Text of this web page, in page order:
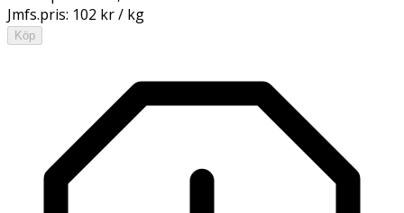
Jmfs.pris: 102 kr / kg
Köp